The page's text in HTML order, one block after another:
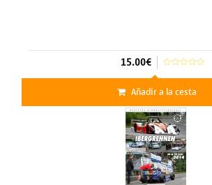
15.00€
Añadir a la cesta